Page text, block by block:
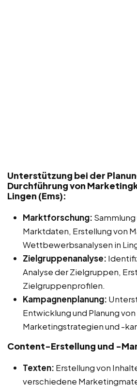
Unterstützung bei der
Durchführung von
Lingen (Ems):
Marktforschung:
Marktdaten, Erstellung von
Wettbewerbsanalysen in
Zielgruppenanalyse:
Analyse der Zielgruppen,
Zielgruppenprofilen.
Kampagnenplanung:
Entwicklung und Planung von
Marketingstrategien und -
Content-Erstellung und -
Texten: Erstellung von
verschiedene